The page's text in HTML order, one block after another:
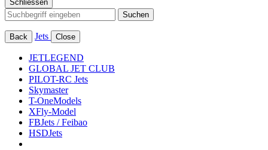
Schliessen
Suchen
Back Jets Close
JETLEGEND
GLOBAL JET CLUB
PILOT-RC Jets
Skymaster
T-OneModels
XFly-Model
FBJets / Feibao
HSDJets